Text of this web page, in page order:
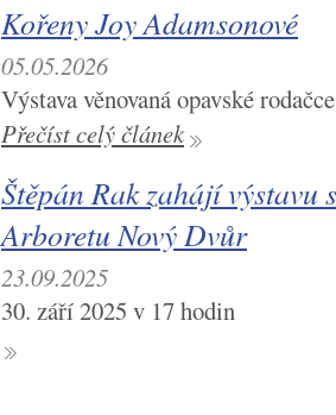
Kořeny Joy Adamsonové
05.05.2026
Výstava věnovaná opavské
Přečíst celý článek
Štěpán Rak zahájí výstavu
Arboretu Nový Dvůr
23.09.2025
30. září 2025 v 17 hodin